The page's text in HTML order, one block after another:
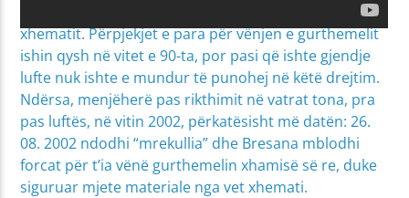
sidomos pas viteve të 90-ta kur edhe u shtua numri i
xhematit. Përpjekjet e para për vënjen e gurthemelit
ishin qysh në vitet e 90-ta, por pasi që ishte gjendje
lufte nuk ishte e mundur të punohej në këtë drejtim.
Ndërsa, menjëherë pas rikthimit në vatrat tona, pra
pas luftës, në vitin 2002, përkatësisht më datën: 26.
08. 2002 ndodhi “mrekullia” dhe Bresana mblodhi
forcat për t’ia vënë gurthemelin xhamisë së re, duke
siguruar mjete materiale nga vet xhemati.